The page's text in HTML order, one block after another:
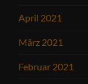
April 2021
März 2021
Februar 2021